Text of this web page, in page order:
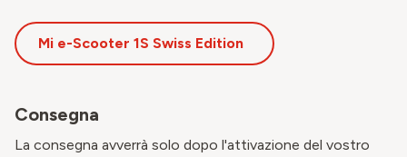
Mi e-Scooter 1S Swiss Edition
Consegna
La consegna avverrà solo dopo l'attivazione del vostro